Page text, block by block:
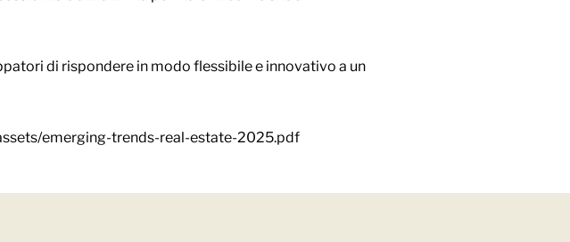
di rispondere in modo flessibile e innovativo a un
emerging-trends-real-estate-2025.pdf